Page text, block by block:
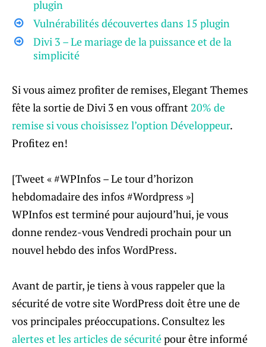
plugin
Vulnérabilités découvertes dans 15 plugin
Divi 3 – Le mariage de la puissance et de la
simplicité
Si vous aimez profiter de remises, Elegant Themes
fête la sortie de Divi 3 en vous offrant 20% de
remise si vous choisissez l’option Développeur.
Profitez en!
[Tweet « #WPInfos – Le tour d’horizon
hebdomadaire des infos #Wordpress »]
WPInfos est terminé pour aujourd’hui, je vous
donne rendez-vous Vendredi prochain pour un
nouvel hebdo des infos WordPress.
Avant de partir, je tiens à vous rappeler que la
sécurité de votre site WordPress doit être une de
vos principales préoccupations. Consultez les
alertes et les articles de sécuritépour être informé